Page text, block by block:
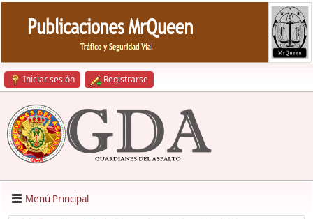
Iniciar sesión Registrarse
Menú Principal